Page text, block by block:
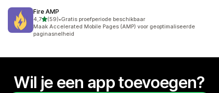
Fire AMP
4,7van 5 sterren
(59)
59 recensies in totaal
•Gratis proefperiode beschikbaar
Maak Accelerated Mobile Pages (AMP) voor geoptimaliseerde
paginasnelheid
Wil je een app toevoegen?